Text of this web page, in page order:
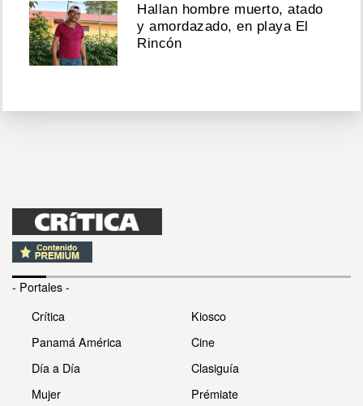
Hallan hombre muerto, atado
y amordazado, en playa El
Rincón
- Portales -
Crítica
Panamá América
Día a Día
Mujer
Kiosco
Cine
Clasiguía
Prémiate